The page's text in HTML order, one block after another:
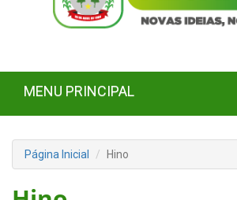
MENU PRINCIPAL
Página Inicial Hino